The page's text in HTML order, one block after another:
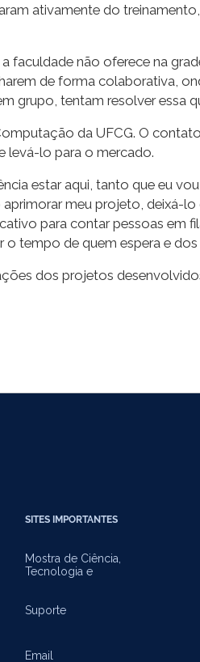
ativamente do
não oferece na
de forma colaborativa,
grupo, tentam resolver essa
da UFCG. O
levá-lo para o mercado.
estar aqui, tanto que eu
meu projeto, deixá-
para contar pessoas em
tempo de quem espera e dos
dos projetos
SITES IMPORTANTES
Mostra de Ciência,
Tecnologia e
Suporte
Email